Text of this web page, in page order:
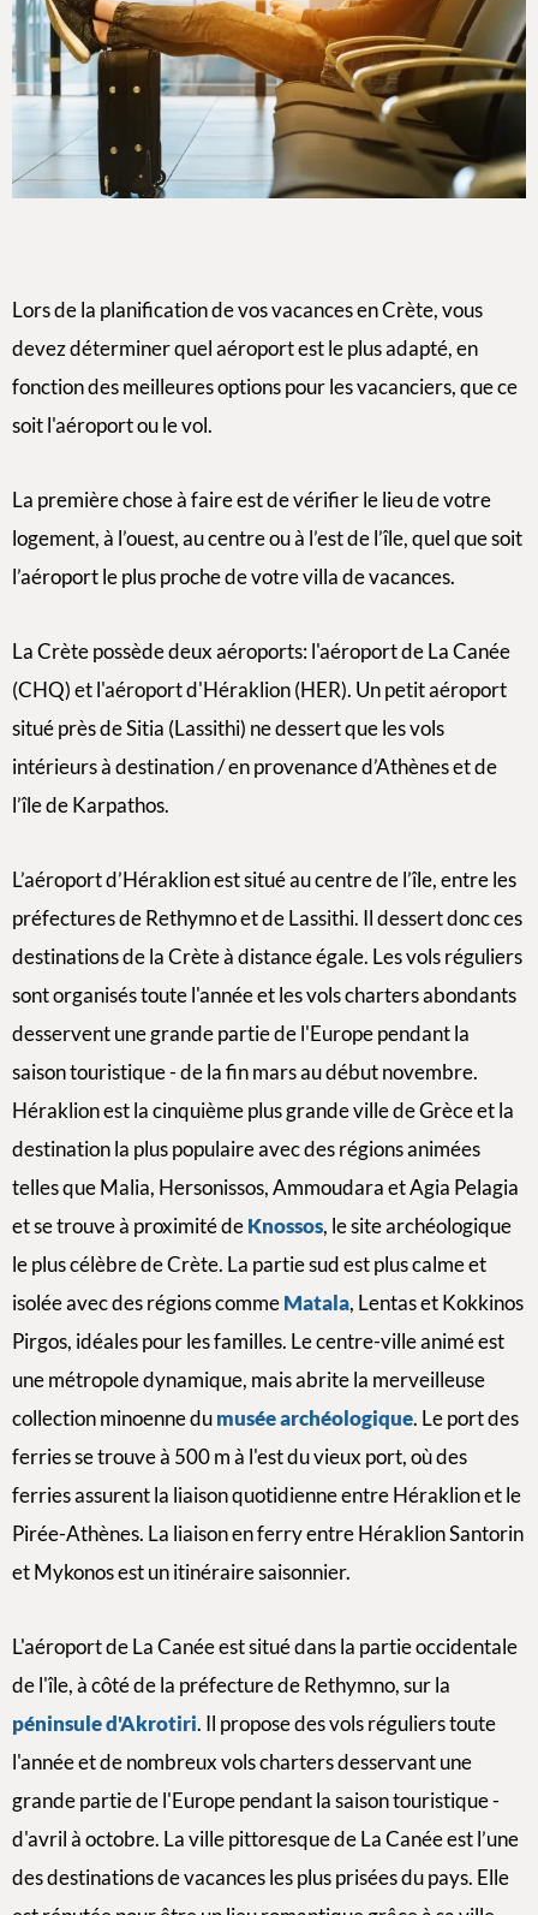
Lors de la planification de vos vacances en Crète, vous
devez déterminer quel aéroport est le plus adapté, en
fonction des meilleures options pour les vacanciers, que ce
soit l'aéroport ou le vol.
La première chose à faire est de vérifier le lieu de votre
logement, à l’ouest, au centre ou à l’est de l’île, quel que soit
l’aéroport le plus proche de votre villa de vacances.
La Crète possède deux aéroports: l'aéroport de La Canée
(CHQ) et l'aéroport d'Héraklion (HER). Un petit aéroport
situé près de Sitia (Lassithi) ne dessert que les vols
intérieurs à destination / en provenance d’Athènes et de
l’île de Karpathos.
L’aéroport d’Héraklion est situé au centre de l’île, entre les
préfectures de Rethymno et de Lassithi. Il dessert donc ces
destinations de la Crète à distance égale. Les vols réguliers
sont organisés toute l'année et les vols charters abondants
desservent une grande partie de l'Europe pendant la
saison touristique - de la fin mars au début novembre.
Héraklion est la cinquième plus grande ville de Grèce et la
destination la plus populaire avec des régions animées
telles que Malia, Hersonissos, Ammoudara et Agia Pelagia
et se trouve à proximité deKnossos, le site archéologique
le plus célèbre de Crète. La partie sud est plus calme et
isolée avec des régions commeMatala, Lentas et Kokkinos
Pirgos, idéales pour les familles. Le centre-ville animé est
une métropole dynamique, mais abrite la merveilleuse
collection minoenne dumusée archéologique. Le port des
ferries se trouve à 500 m à l'est du vieux port, où des
ferries assurent la liaison quotidienne entre Héraklion et le
Pirée-Athènes. La liaison en ferry entre Héraklion Santorin
et Mykonos est un itinéraire saisonnier.
L'aéroport de La Canée est situé dans la partie occidentale
de l'île, à côté de la préfecture de Rethymno, sur la
péninsule d'Akrotiri. Il propose des vols réguliers toute
l'année et de nombreux vols charters desservant une
grande partie de l'Europe pendant la saison touristique -
d'avril à octobre. La ville pittoresque de La Canée est l’une
des destinations de vacances les plus prisées du pays. Elle